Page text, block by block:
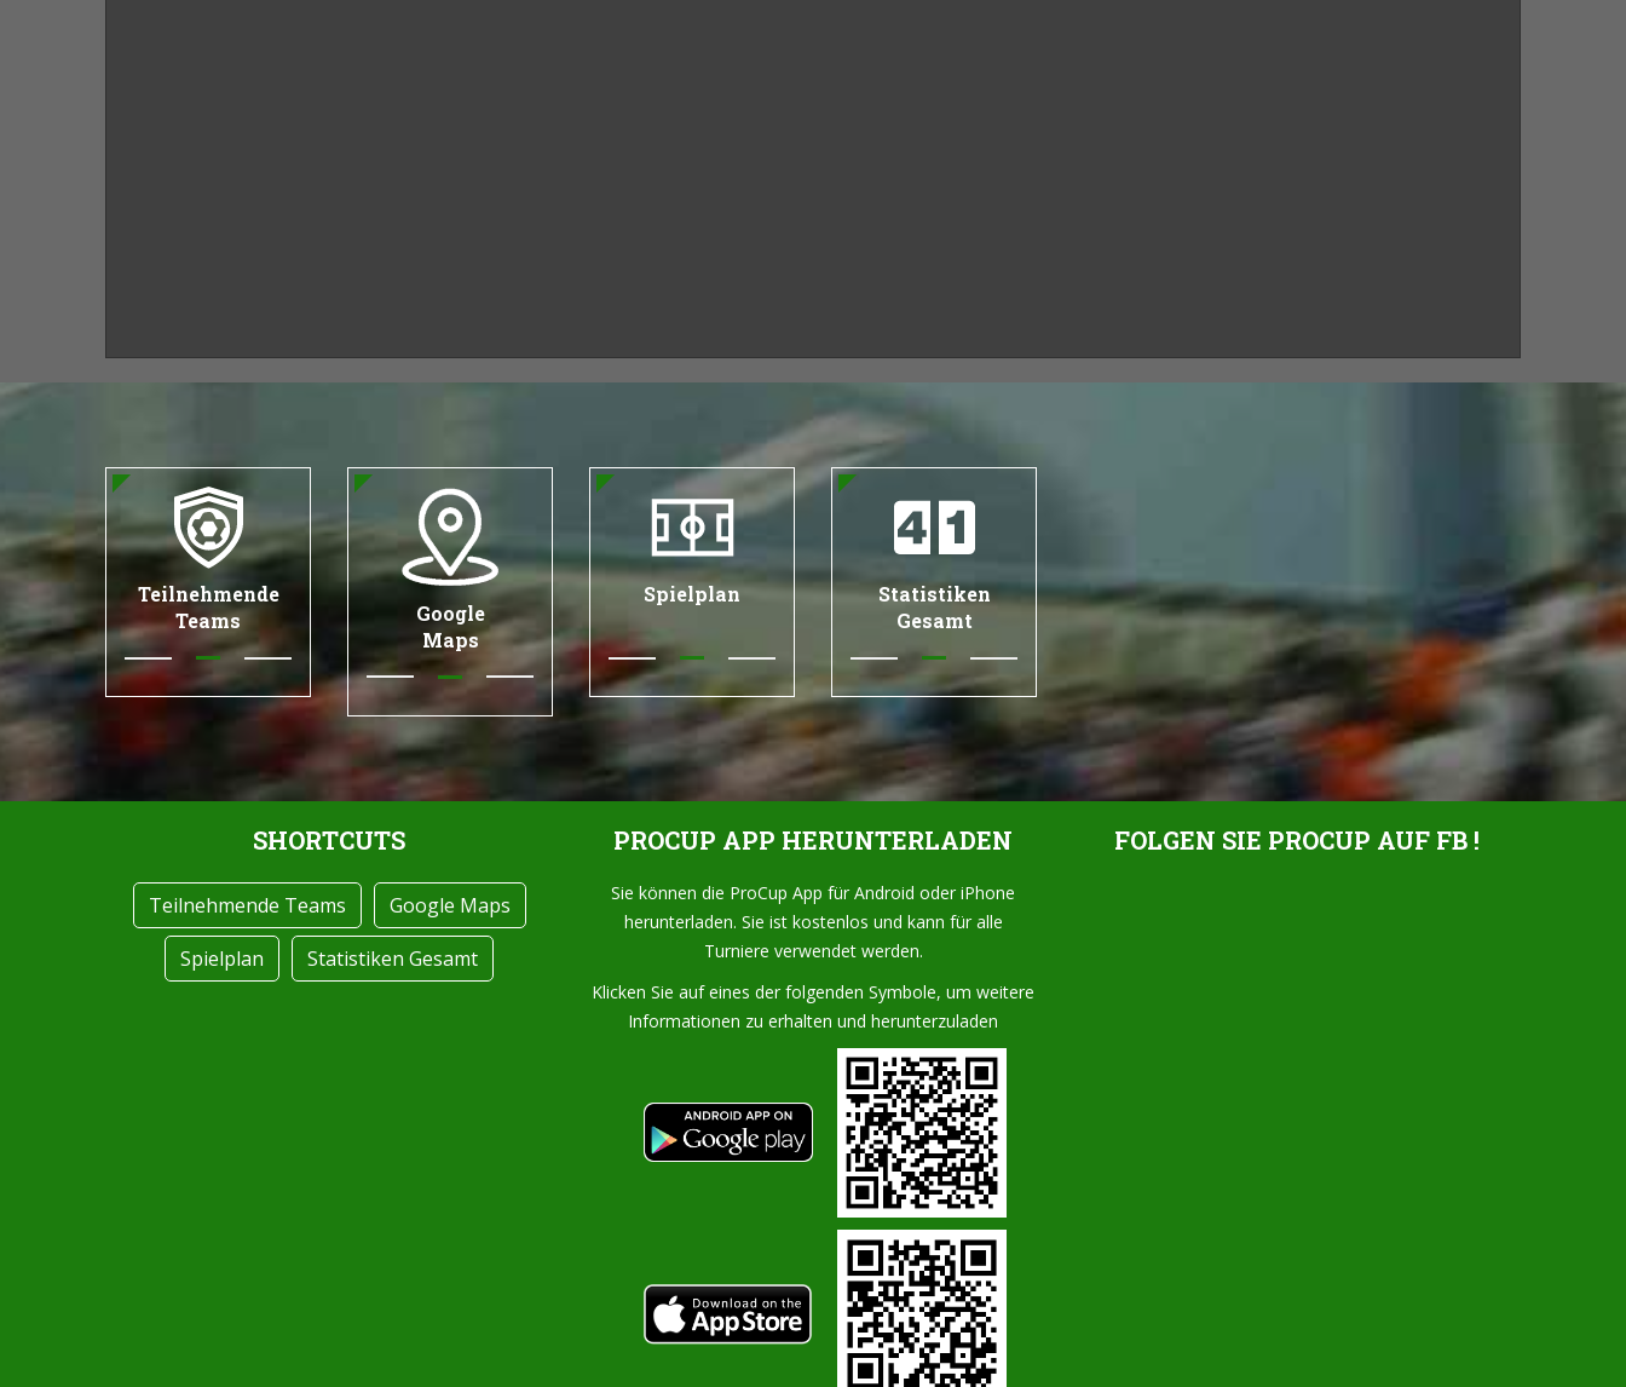
Teilnehmende
Teams
Google
Maps
Spielplan
Statistiken
Gesamt
SHORTCUTS
Teilnehmende Teams
Google Maps
Spielplan
Statistiken Gesamt
PROCUP APP HERUNTERLADEN
Sie können die ProCup App für Android oder iPhone
herunterladen. Sie ist kostenlos und kann für alle
Turniere verwendet werden.
Klicken Sie auf eines der folgenden Symbole, um weitere
Informationen zu erhalten und herunterzuladen
FOLGEN SIE PROCUP AUF FB !